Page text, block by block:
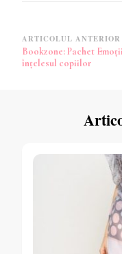
Navigare
în
ARTICOLUL ANTERIOR
Bookzone: Pachet
înțelesul copiilor